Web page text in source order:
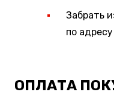
Забрать
по
ОПЛАТА